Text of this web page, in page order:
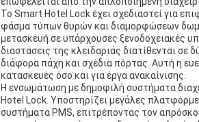
Το Smart Hotel Lock έχει σχεδιαστεί για
φάσμα τύπων θυρών και διαμορφώσεων
μετασκευή σε υπάρχουσες ξενοδοχειακές
διαστάσεις της κλειδαριάς διατίθενται
διάφορα πάχη και σχέδια πόρτας. Αυτή η
κατασκευές όσο και για έργα ανακαίνισης.
Η ενσωμάτωση με δημοφιλή συστήματα
Hotel Lock. Υποστηρίζει μεγάλες
συστήματα PMS, επιτρέποντας τον